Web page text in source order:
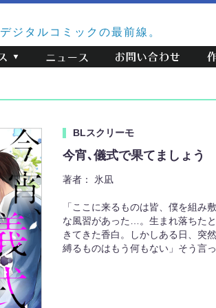
デジタルコミックの最前線。
BLスクリーモ
今宵､儀式で果てましょう
著者： 氷凪
「ここに来るものは皆、僕を組
な風習があった…。生まれ落ちた
きてきた香白。しかしある日、突
縛るものはもう何もない」そう言